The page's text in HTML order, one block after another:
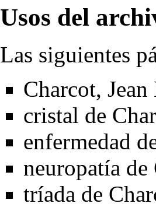
Usos del
Las siguientes
Charcot, Jean
cristal de
enfermedad
neuropatía de
tríada de